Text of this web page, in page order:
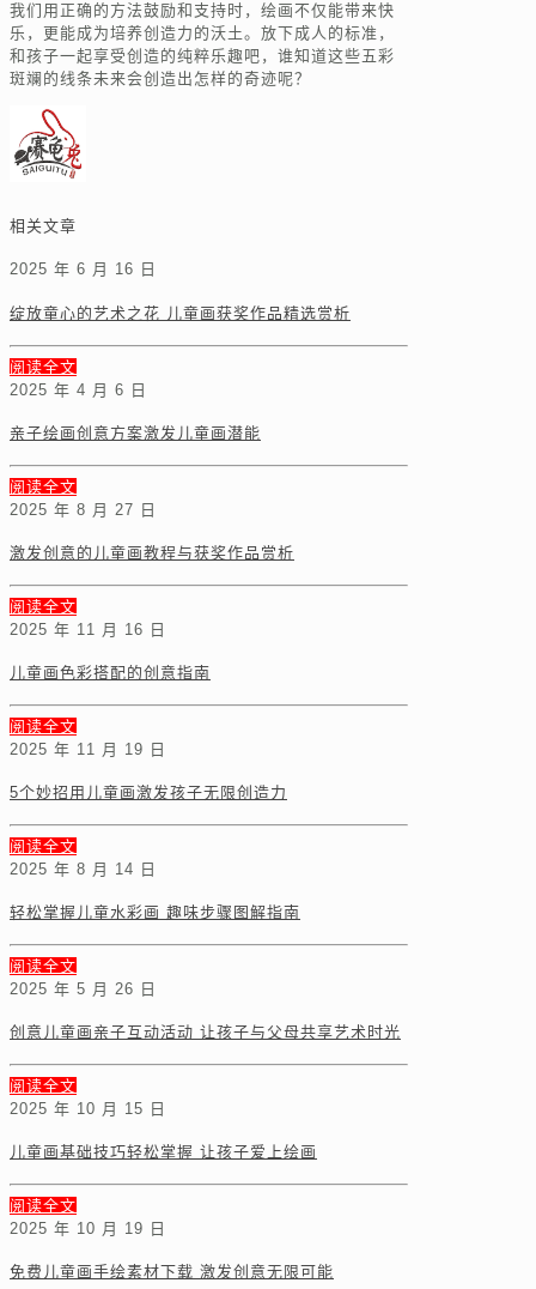
我们用正确的方法鼓励和支持时，绘画不仅能带来快
乐，更能成为培养创造力的沃土。放下成人的标准，
和孩子一起享受创造的纯粹乐趣吧，谁知道这些五彩
斑斓的线条未来会创造出怎样的奇迹呢？
相关文章
2025 年 6 月 16 日
绽放童心的艺术之花 儿童画获奖作品精选赏析
阅读全文
2025 年 4 月 6 日
亲子绘画创意方案激发儿童画潜能
阅读全文
2025 年 8 月 27 日
激发创意的儿童画教程与获奖作品赏析
阅读全文
2025 年 11 月 16 日
儿童画色彩搭配的创意指南
阅读全文
2025 年 11 月 19 日
5个妙招用儿童画激发孩子无限创造力
阅读全文
2025 年 8 月 14 日
轻松掌握儿童水彩画 趣味步骤图解指南
阅读全文
2025 年 5 月 26 日
创意儿童画亲子互动活动 让孩子与父母共享艺术时光
阅读全文
2025 年 10 月 15 日
儿童画基础技巧轻松掌握 让孩子爱上绘画
阅读全文
2025 年 10 月 19 日
免费儿童画手绘素材下载 激发创意无限可能